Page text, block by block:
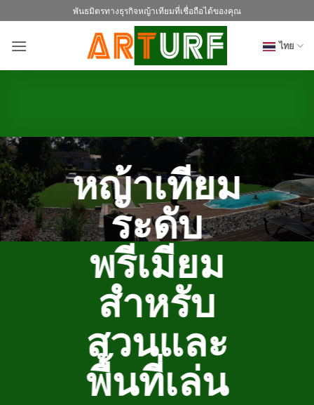
ไป
พันธมิตรทางธุรกิจหญ้าเทียมที่เชื่อถือได้ของคุณ
ไทย
หญ้าเทียม
ระดับ
พรีเมียม
สำหรับ
สวนและ
พื้นที่เล่น